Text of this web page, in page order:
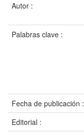
Autor :
Palabras clave :
Fecha de publicación :
Editorial :